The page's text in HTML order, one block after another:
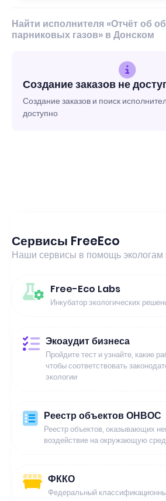
Найти исполнителя «Отчёт об
парниковых газов» в Донском
Создание заказов не
Создание заказов и поиск
доступно
Сервисы FreeEco
Наши сервисы в помощь экологам
Free-Eco Labs
Инкубатор экологических
Экоаудит бизнеса
Пройдите тест и узнайте, какие
чтобы соответствовать
экологии
Реестр объектов ОНВОС
Реестр объектов, оказывающих
воздействие на окружающую
ФККО
Федеральный